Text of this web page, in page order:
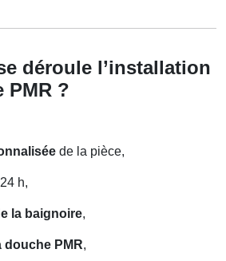
déroule l’installation
PMR ?
de la pièce,
h,
la baignoire,
douche PMR,